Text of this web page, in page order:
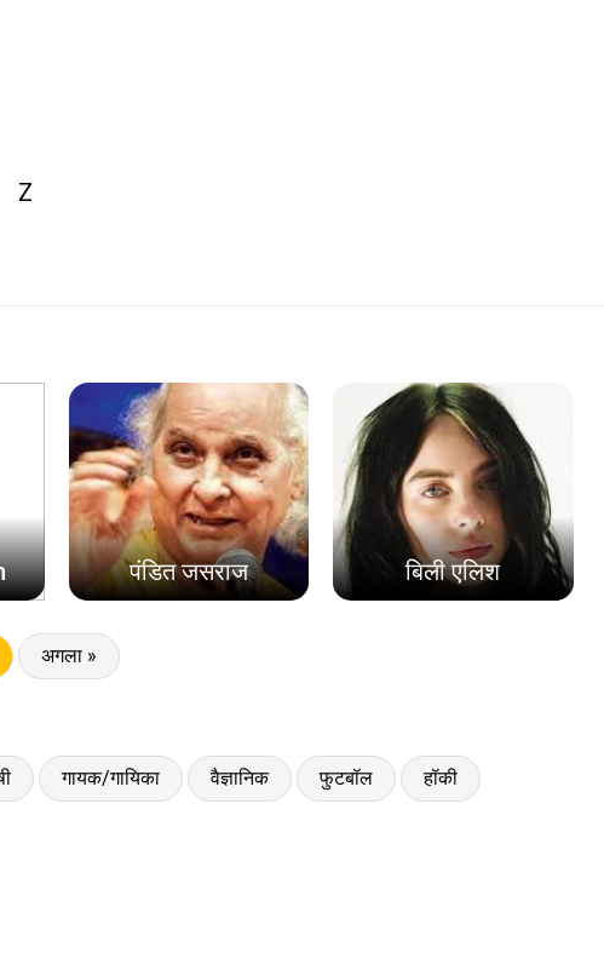
Z
पंडित जसराज बिली एलिश
अगला »
गायक/गायिका वैज्ञानिक फुटबॉल हॉकी